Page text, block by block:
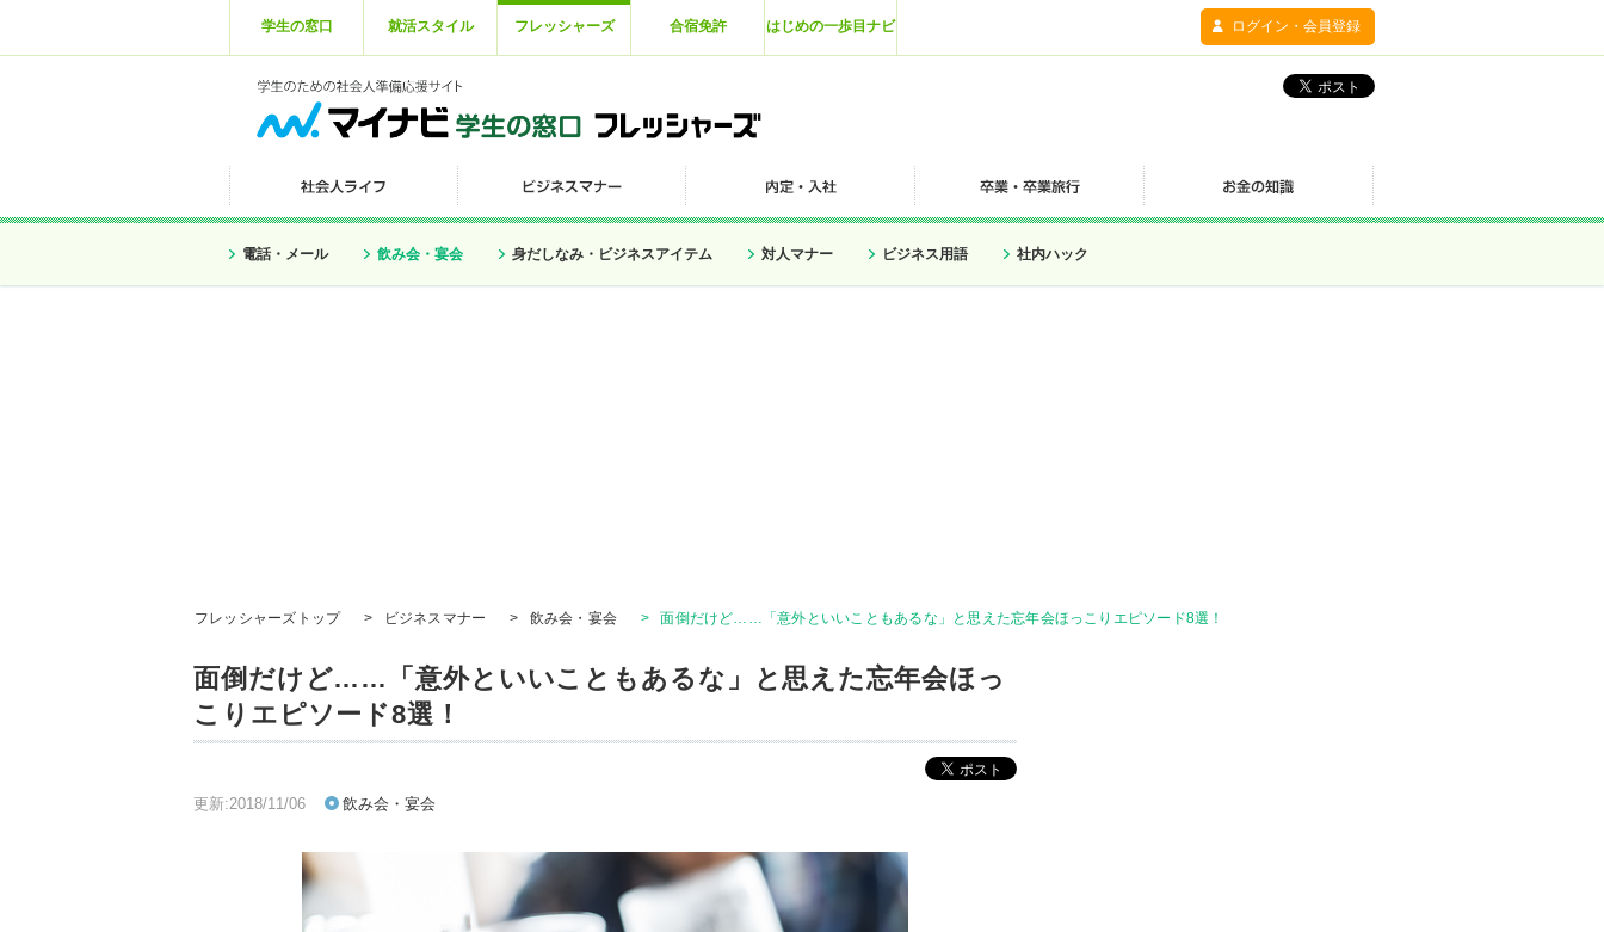
学生の窓口 就活スタイル フレッシャーズ 合宿免許 はじめの一歩目ナビ ログイン・会員登録
電話・メール 飲み会・宴会 身だしなみ・ビジネスアイテム 対人マナー ビジネス用語 社内ハック
フレッシャーズトップ > ビジネスマナー > 飲み会・宴会 > 面倒だけど……「意外といいこともあるな」と思えた忘年会ほっこりエピソード8選！
面倒だけど……「意外といいこともあるな」と思えた忘年会ほっ
こりエピソード8選！
更新:2018/11/06 飲み会・宴会